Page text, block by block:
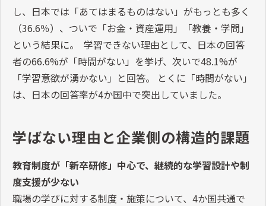
し、日本では「あてはまるものはない」がもっとも多く
（36.6％）、ついで「お金・資産運用」「教養・学問」
という結果に。 学習できない理由として、日本の回答
者の66.6%が「時間がない」を挙げ、次いで48.1%が
「学習意欲が湧かない」と回答。 とくに「時間がない」
は、日本の回答率が4か国中で突出していました。
学ばない理由と企業側の構造的課題
教育制度が「新卒研修」中心で、継続的な学習設計や制
度支援が少ない
職場の学びに対する制度・施策について、4か国共通で